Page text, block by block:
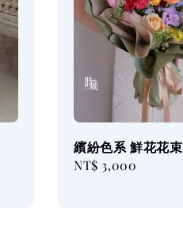
繽紛色系 鮮花花束
Regular
NT$ 3,000